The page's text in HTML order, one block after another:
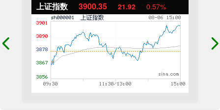
上证指数 3900.35 21.92 0.57%